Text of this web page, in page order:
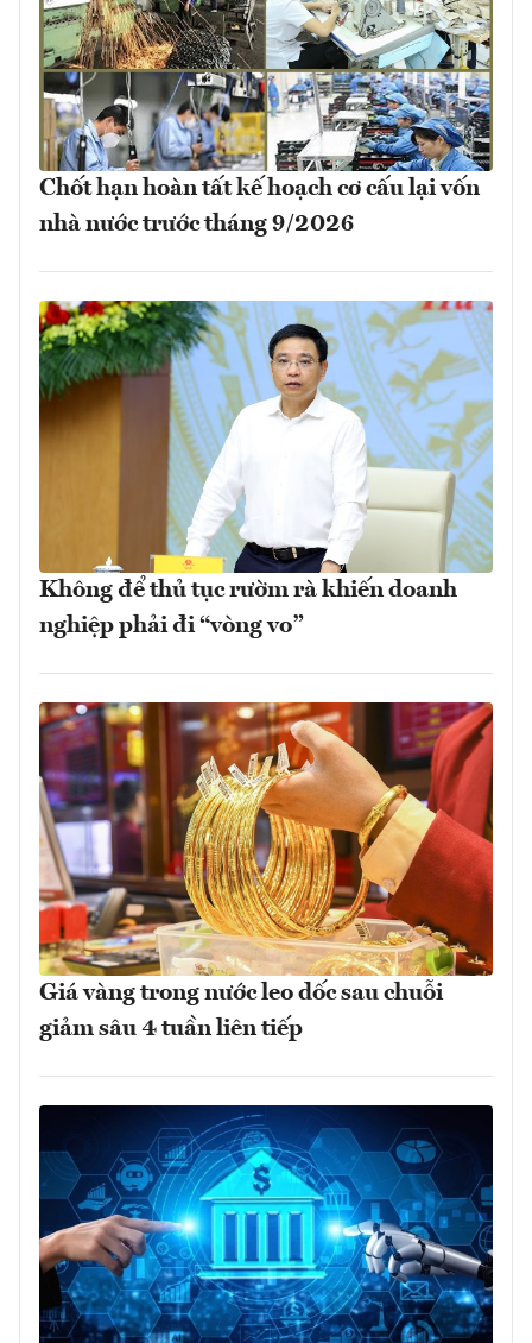
Chốt hạn hoàn tất kế hoạch cơ cấu lại vốn
nhà nước trước tháng 9/2026
Không để thủ tục rườm rà khiến doanh
nghiệp phải đi “vòng vo”
Giá vàng trong nước leo dốc sau chuỗi
giảm sâu 4 tuần liên tiếp